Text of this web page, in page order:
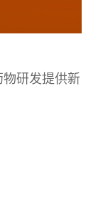
研发提供新